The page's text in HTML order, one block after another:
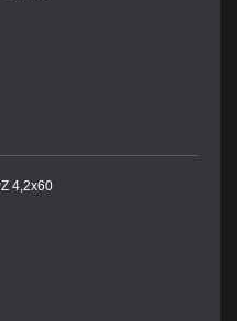
4,2х60